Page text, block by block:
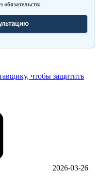
обязательств:
чтобы защитить
2026-03-26